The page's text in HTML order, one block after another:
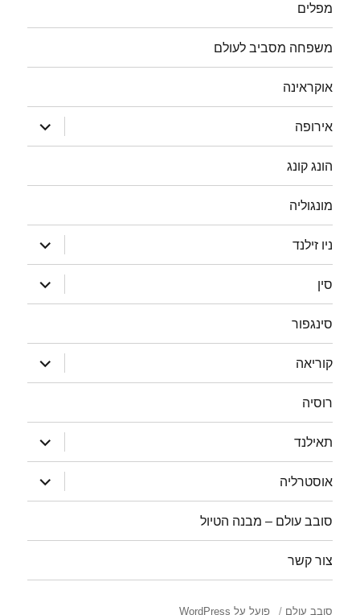
מפלים
משפחה מסביב לעולם
אוקראינה
אירופה
הצג
תפריט
הונג קונג
מונגוליה
ניו זילנד
הצג
תפריט
סין
הצג
תפריט
סינגפור
קוריאה
הצג
תפריט
רוסיה
תאילנד
הצג
תפריט
אוסטרליה
הצג
תפריט
סובב עולם – מבנה הטיול
צור קשר
סובב עולם פועל על WordPress